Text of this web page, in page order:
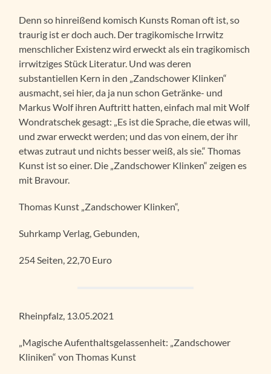
Denn so hinreißend komisch Kunsts Roman oft ist, so
traurig ist er doch auch. Der tragikomische Irrwitz
menschlicher Existenz wird erweckt als ein tragikomisch
irrwitziges Stück Literatur. Und was deren
substantiellen Kern in den „Zandschower Klinken“
ausmacht, sei hier, da ja nun schon Getränke- und
Markus Wolf ihren Auftritt hatten, einfach mal mit Wolf
Wondratschek gesagt: „Es ist die Sprache, die etwas will,
und zwar erweckt werden; und das von einem, der ihr
etwas zutraut und nichts besser weiß, als sie.“ Thomas
Kunst ist so einer. Die „Zandschower Klinken“ zeigen es
mit Bravour.
Thomas Kunst „Zandschower Klinken“,
Suhrkamp Verlag, Gebunden,
254 Seiten, 22,70 Euro
Rheinpfalz, 13.05.2021
„Magische Aufenthaltsgelassenheit: „Zandschower
Kliniken“ von Thomas Kunst